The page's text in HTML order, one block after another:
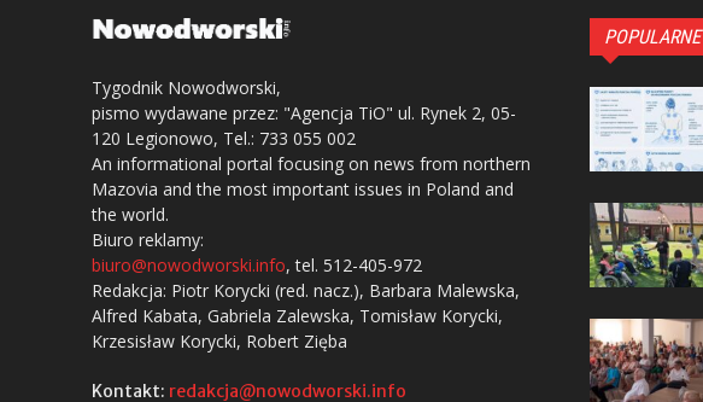
Tygodnik Nowodworski,
pismo wydawane przez: "Agencja TiO" ul. Rynek 2, 05-
120 Legionowo, Tel.: 733 055 002
An informational portal focusing on news from northern
Mazovia and the most important issues in Poland and
the world.
Biuro reklamy:
biuro@nowodworski.info, tel. 512-405-972
Redakcja: Piotr Korycki (red. nacz.), Barbara Malewska,
Alfred Kabata, Gabriela Zalewska, Tomisław Korycki,
Krzesisław Korycki, Robert Zięba
Kontakt: redakcja@nowodworski.info
POPULARNE